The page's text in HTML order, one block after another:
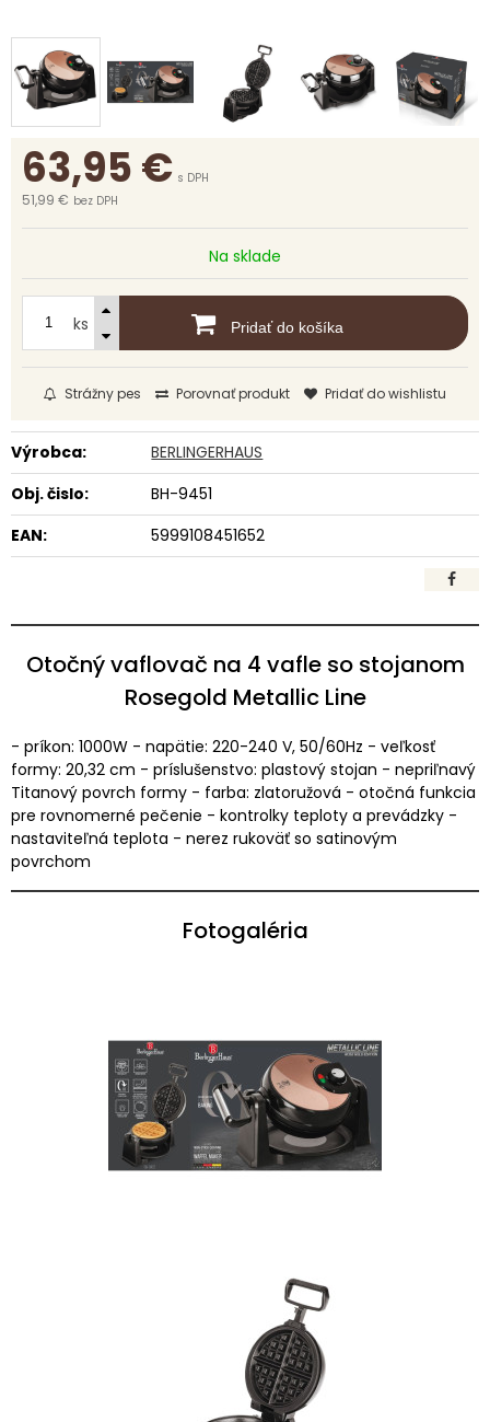
63,95€ s DPH
51,99 € bez DPH
Na sklade
ks Pridať do košíka
Strážny pes Porovnať produkt Pridať do wishlistu
Výrobca:
BERLINGERHAUS
Obj. čislo:
BH-9451
EAN:
5999108451652
Otočný vaflovač na 4 vafle so stojanom
Rosegold Metallic Line
- príkon: 1000W - napätie: 220-240 V, 50/60Hz - veľkosť
formy: 20,32 cm - príslušenstvo: plastový stojan - nepriľnavý
Titanový povrch formy - farba: zlatoružová - otočná funkcia
pre rovnomerné pečenie - kontrolky teploty a prevádzky -
nastaviteľná teplota - nerez rukoväť so satinovým
povrchom
Fotogaléria